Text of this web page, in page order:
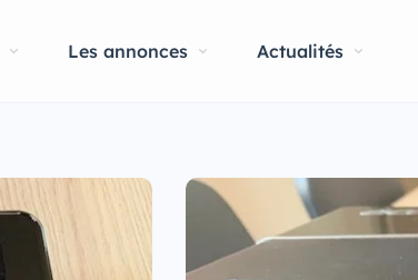
Les annonces Actualités